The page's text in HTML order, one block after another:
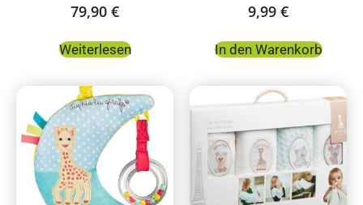
79,90 €
Weiterlesen
9,99 €
In den Warenkorb